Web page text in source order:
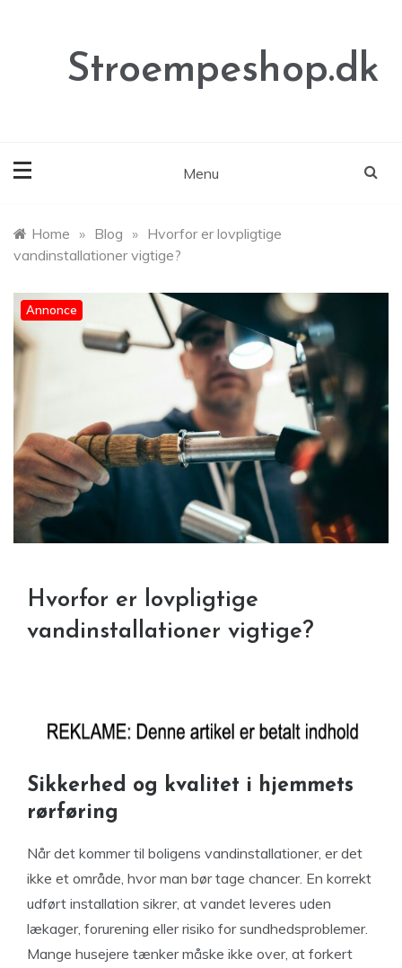
Stroempeshop.dk
Menu
Home » Blog » Hvorfor er lovpligtige
vandinstallationer vigtige?
Annonce
Hvorfor er lovpligtige
vandinstallationer vigtige?
Sikkerhed og kvalitet i hjemmets
rørføring
Når det kommer til boligens vandinstallationer, er det
ikke et område, hvor man bør tage chancer. En korrekt
udført installation sikrer, at vandet leveres uden
lækager, forurening eller risiko for sundhedsproblemer.
Mange husejere tænker måske ikke over, at forkert